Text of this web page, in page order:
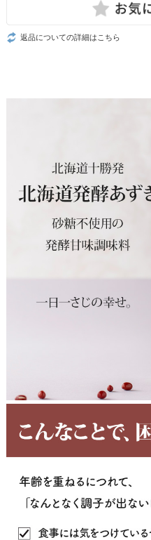
返品についての詳細はこちら